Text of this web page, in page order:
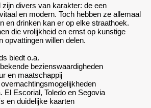
divers van karakter: de een
en modern. Toch hebben ze allemaal
en drinken kan er op elke straathoek.
die vrolijkheid en ernst op kunstige
opvattingen willen delen.
biedt o.a.
bezienswaardigheden
en maatschappij
El Escorial, Toledo en Segovia
en duidelijke kaarten